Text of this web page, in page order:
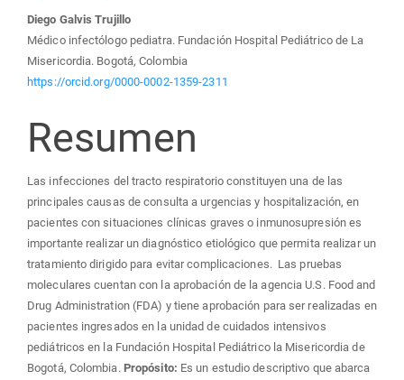
Diego Galvis Trujillo
Médico infectólogo pediatra. Fundación Hospital Pediátrico de La
Misericordia. Bogotá, Colombia
https://orcid.org/0000-0002-1359-2311
Resumen
Las infecciones del tracto respiratorio constituyen una de las
principales causas de consulta a urgencias y hospitalización, en
pacientes con situaciones clínicas graves o inmunosupresión es
importante realizar un diagnóstico etiológico que permita realizar un
tratamiento dirigido para evitar complicaciones. Las pruebas
moleculares cuentan con la aprobación de la agencia U.S. Food and
Drug Administration (FDA) y tiene aprobación para ser realizadas en
pacientes ingresados en la unidad de cuidados intensivos
pediátricos en la Fundación Hospital Pediátrico la Misericordia de
Bogotá, Colombia. Propósito: Es un estudio descriptivo que abarca